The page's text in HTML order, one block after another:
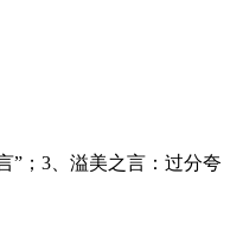
”；3、溢美之言：过分夸